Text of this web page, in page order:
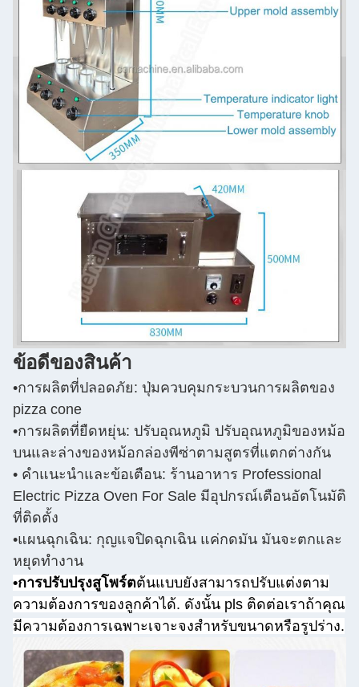
ข้อดีของสินค้า
•การผลิตที่ปลอดภัย: ปุ่มควบคุมกระบวนการผลิตของ
pizza cone
•การผลิตที่ยืดหยุ่น: ปรับอุณหภูมิ ปรับอุณหภูมิของหม้อ
บนและล่างของหม้อกล่องพีซ่าตามสูตรที่แตกต่างกัน
• คําแนะนําและข้อเตือน: ร้านอาหาร Professional
Electric Pizza Oven For Sale มีอุปกรณ์เตือนอัตโนมัติ
ที่ติดตั้ง
•แผนฉุกเฉิน: กุญแจปิดฉุกเฉิน แค่กดมัน มันจะตกและ
หยุดทํางาน
•การปรับปรุงสูโพร์ตต้นแบบยังสามารถปรับแต่งตาม
ความต้องการของลูกค้าได้. ดังนั้น pls ติดต่อเราถ้าคุณ
มีความต้องการเฉพาะเจาะจงสําหรับขนาดหรือรูปร่าง.